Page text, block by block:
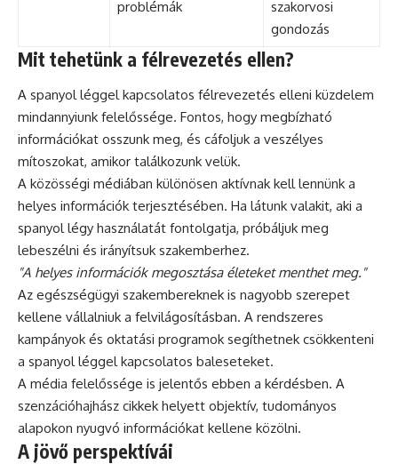
problémák
szakorvosi
gondozás
Mit tehetünk a félrevezetés ellen?
A spanyol léggel kapcsolatos félrevezetés elleni küzdelem
mindannyiunk felelőssége. Fontos, hogy megbízható
információkat osszunk meg, és cáfoljuk a veszélyes
mítoszokat, amikor találkozunk velük.
A közösségi médiában különösen aktívnak kell lennünk a
helyes információk terjesztésében. Ha látunk valakit, aki a
spanyol légy használatát fontolgatja, próbáljuk meg
lebeszélni és irányítsuk szakemberhez.
"A helyes információk megosztása életeket menthet meg."
Az egészségügyi szakembereknek is nagyobb szerepet
kellene vállalniuk a felvilágosításban. A rendszeres
kampányok és oktatási programok segíthetnek csökkenteni
a spanyol léggel kapcsolatos baleseteket.
A média felelőssége is jelentős ebben a kérdésben. A
szenzációhajhász cikkek helyett objektív, tudományos
alapokon nyugvó információkat kellene közölni.
A jövő perspektívái